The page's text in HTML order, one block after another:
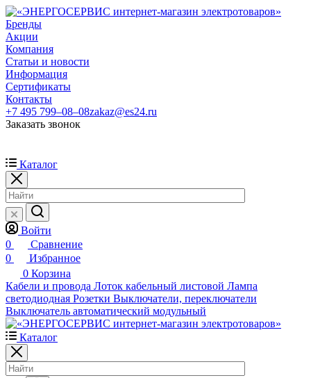
Бренды
Акции
Компания
Статьи и новости
Информация
Сертификаты
Контакты
+7 495 799–08–08zakaz@es24.ru
Заказать звонок
Каталог
Войти
0
Сравнение
0
Избранное
0 Корзина
Кабели и провода Лоток кабельный листовой Лампа
светодиодная Розетки Выключатели, переключатели
Выключатель автоматический модульный
Каталог